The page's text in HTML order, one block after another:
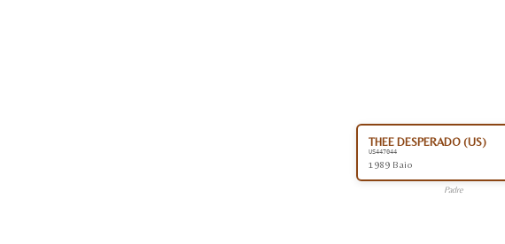
THEE DESPERADO (US)
US447044
1989 Baio
Padre